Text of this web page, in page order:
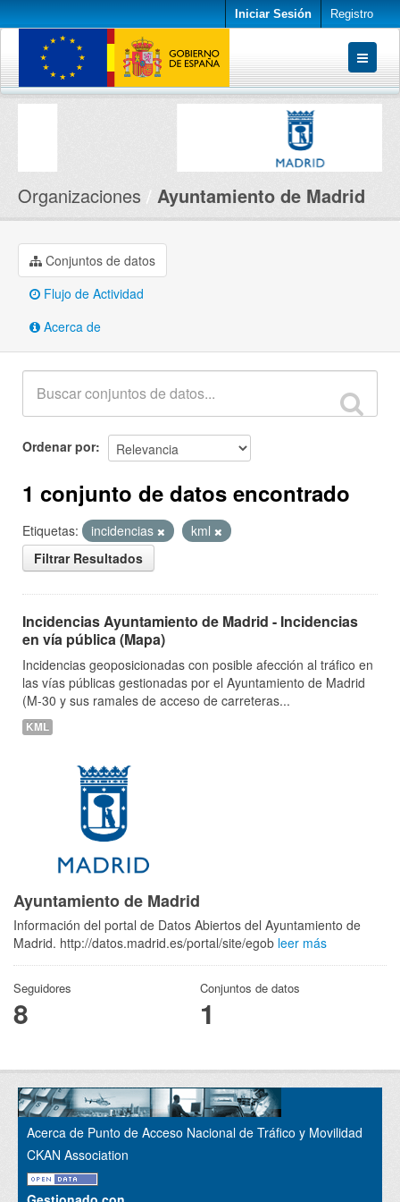
Iniciar Sesión Registro
Conjuntos de datos
Organizaciones Ayuntamiento de Madrid
Conjuntos de datos
Flujo de Actividad
Acerca de
Ordenar por
1 conjunto de datos encontrado
Etiquetas: incidencias
kml
Filtrar Resultados
Incidencias Ayuntamiento de Madrid - Incidencias
en vía pública (Mapa)
Incidencias geoposicionadas con posible afección al tráfico en
las vías públicas gestionadas por el Ayuntamiento de Madrid
(M-30 y sus ramales de acceso de carreteras...
KML
Ayuntamiento de Madrid
Información del portal de Datos Abiertos del Ayuntamiento de
Madrid. http://datos.madrid.es/portal/site/egob leer más
Seguidores
8
Conjuntos de datos
1
Acerca de Punto de Acceso Nacional de Tráfico y Movilidad
CKAN Association